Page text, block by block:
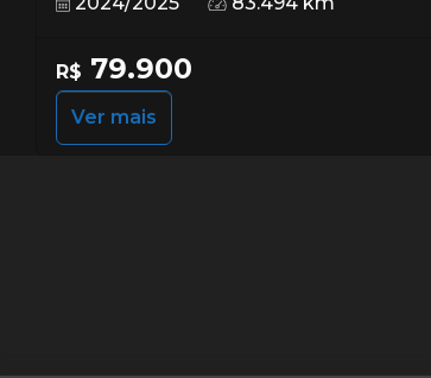
R$ 79.900
Ver mais